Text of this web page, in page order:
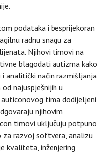
podataka i besprijekoran
radnu snagu za
Njihovi timovi na
blagodati autizma kako
analitički način razmišljanja
najuspješnijih u
tima dodijeljeni
njihovim
timovi uključuju potpuno
za razvoj softvera, analizu
kvaliteta, inženjering